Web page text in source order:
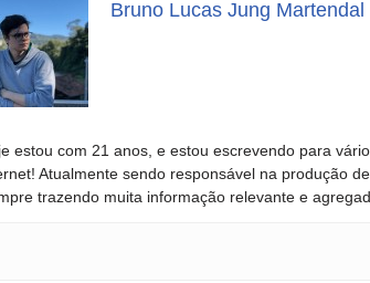
Bruno Lucas Jung Martendal
estou com 21 anos, e estou escrevendo para
Atualmente sendo responsável na produção
trazendo muita informação relevante e